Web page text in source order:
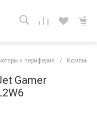
и периферия /
Gamer